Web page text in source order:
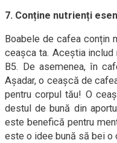
7. Conține nutrienți
Boabele de cafea conțin
ceașca ta. Aceștia includ
B5. De asemenea, în
Așadar, o ceașcă de
pentru corpul tău! O
destul de bună din
este benefică pentru
este o idee bună să bei o